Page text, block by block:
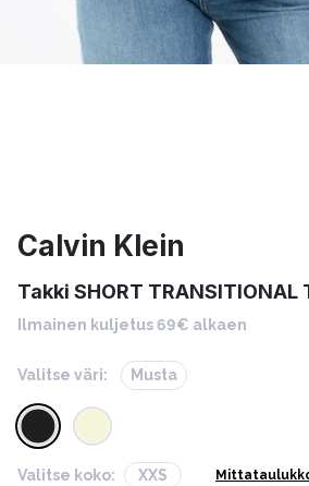
Calvin Klein
Takki SHORT TRANSITIONAL
Ilmainen kuljetus 69€ alkaen
Valitse väri: Musta
Valitse koko: XXS